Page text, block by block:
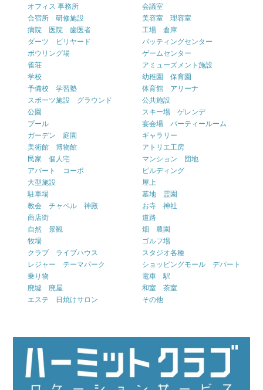
オフィス 事務所
会議室
合宿所 研修施設
美容室 理容室
病院 医院 歯医者
工場 倉庫
ダーツ ビリヤード
バッティングセンター
ボウリング場
ゲームセンター
雀荘
アミューズメント施設
学校
幼稚園 保育園
予備校 学習塾
体育館 アリーナ
スポーツ施設 グラウンド
公共施設
公園
スキー場 ゲレンデ
プール
宴会場 パーティールーム
ガーデン 庭園
ギャラリー
美術館 博物館
アトリエ工房
民家 個人宅
マンション 団地
アパート コーポ
ビルディング
大型施設
屋上
駐車場
墓地 霊園
教会 チャペル 神殿
お寺 神社
商店街
道路
自然 景観
畑 農園
牧場
ゴルフ場
クラブ ライブハウス
スタジオ各種
レジャー テーマパーク
ショッピングモール デパート
乗り物
電車 駅
廃墟 廃屋
和室 茶室
エステ 日焼けサロン
その他